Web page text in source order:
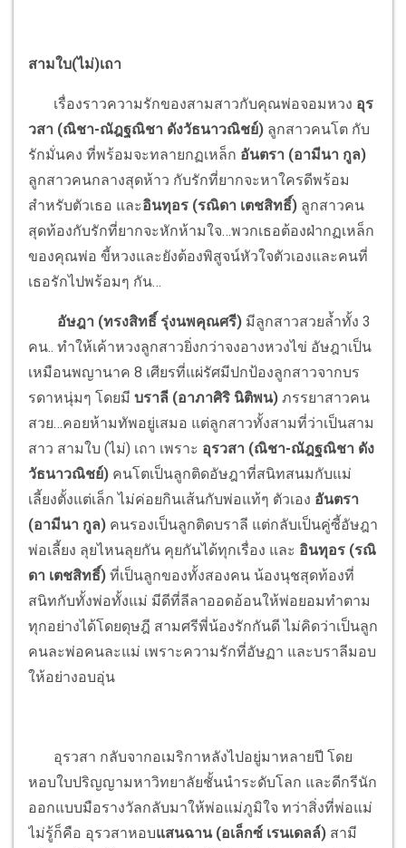
สามใบ(ไม่)เถา
เรื่องราวความรักของสามสาวกับคุณพ่อจอมหวง อุร
วสา (ณิชา-ณัฎฐณิชา ดังวัธนาวณิชย์) ลูกสาวคนโต กับ
รักมั่นคง ที่พร้อมจะทลายกฏเหล็ก อันตรา (อามีนา กูล)
ลูกสาวคนกลางสุดห้าว กับรักที่ยากจะหาใครดีพร้อม
สำหรับตัวเธอ และอินทุอร (รณิดา เตชสิทธิ์) ลูกสาวคน
สุดท้องกับรักที่ยากจะหักห้ามใจ…พวกเธอต้องฝ่ากฏเหล็ก
ของคุณพ่อ ขี้หวงและยังต้องพิสูจน์หัวใจตัวเองและคนที่
เธอรักไปพร้อมๆ กัน…
อัษฎา (ทรงสิทธิ์ รุ่งนพคุณศรี) มีลูกสาวสวยล้ำทั้ง 3
คน.. ทำให้เค้าหวงลูกสาวยิ่งกว่าจงอางหวงไข่ อัษฎาเป็น
เหมือนพญานาค 8 เศียรที่แผ่รัศมีปกป้องลูกสาวจากบร
รดาหนุ่มๆ โดยมี บราลี (อาภาศิริ นิติพน) ภรรยาสาวคน
สวย…คอยห้ามทัพอยู่เสมอ แต่ลูกสาวทั้งสามที่ว่าเป็นสาม
สาว สามใบ (ไม่) เถา เพราะ อุรวสา (ณิชา-ณัฎฐณิชา ดัง
วัธนาวณิชย์) คนโตเป็นลูกติดอัษฎาที่สนิทสนมกับแม่
เลี้ยงตั้งแต่เล็ก ไม่ค่อยกินเส้นกับพ่อแท้ๆ ตัวเอง อันตรา
(อามีนา กูล) คนรองเป็นลูกติดบราลี แต่กลับเป็นคู่ซี้อัษฎา
พ่อเลี้ยง ลุยไหนลุยกัน คุยกันได้ทุกเรื่อง และ อินทุอร (รณิ
ดา เตชสิทธิ์) ที่เป็นลูกของทั้งสองคน น้องนุชสุดท้องที่
สนิทกับทั้งพ่อทั้งแม่ มีดีที่ลีลาออดอ้อนให้พ่อยอมทำตาม
ทุกอย่างได้โดยดุษฎี สามศรีพี่น้องรักกันดี ไม่คิดว่าเป็นลูก
คนละพ่อคนละแม่ เพราะความรักที่อัษฏา และบราลีมอบ
ให้อย่างอบอุ่น
อุรวสา กลับจากอเมริกาหลังไปอยู่มาหลายปี โดย
หอบใบปริญญามหาวิทยาลัยชั้นนำระดับโลก และดีกรีนัก
ออกแบบมือรางวัลกลับมาให้พ่อแม่ภูมิใจ ทว่าสิ่งที่พ่อแม่
ไม่รู้ก็คือ อุรวสาหอบแสนฉาน (อเล็กซ์ เรนเดลล์) สามี